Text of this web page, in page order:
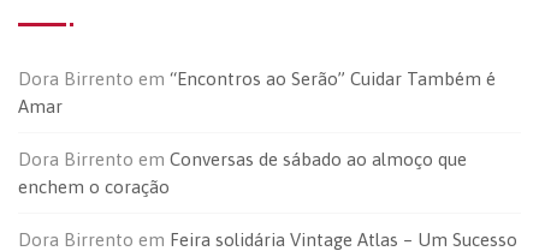
Dora Birrento em “Encontros ao Serão” Cuidar Também é
Amar
Dora Birrento em Conversas de sábado ao almoço que
enchem o coração
Dora Birrento em Feira solidária Vintage Atlas – Um Sucesso